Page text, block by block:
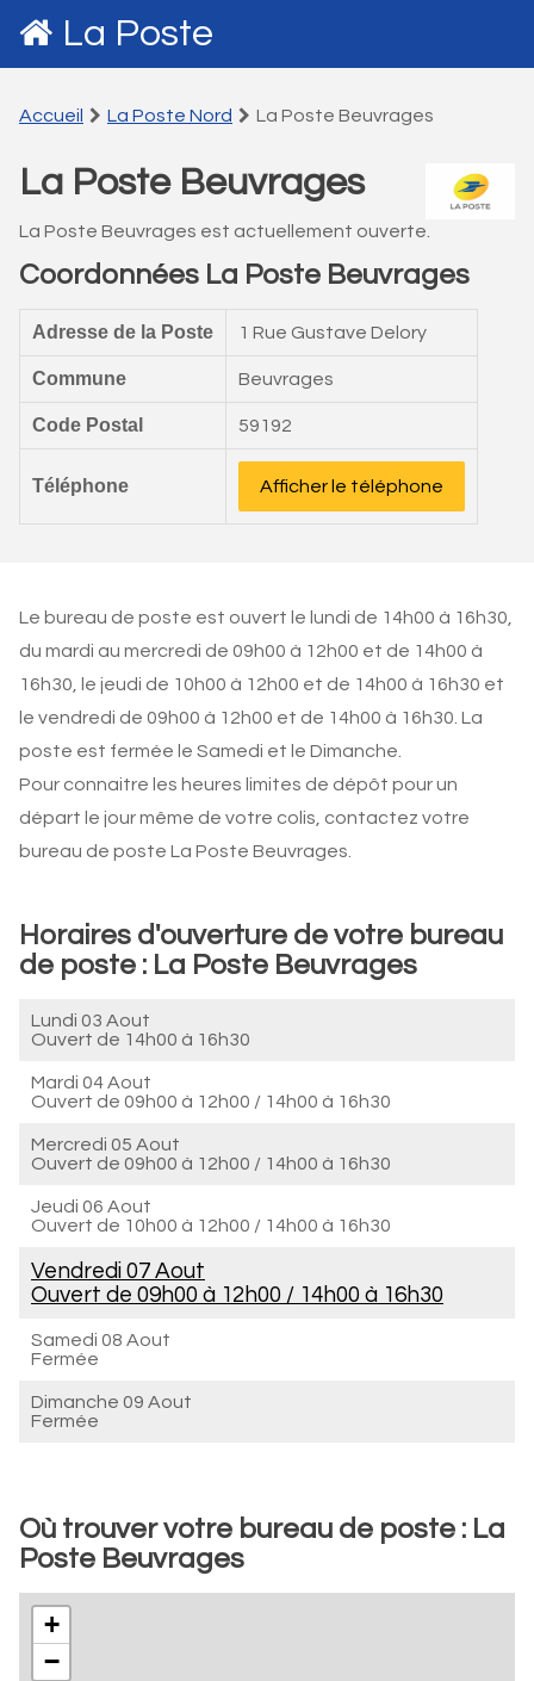
La Poste
Accueil La Poste Nord La Poste Beuvrages
La Poste Beuvrages
La Poste Beuvrages est actuellement ouverte.
Coordonnées La Poste Beuvrages
Adresse de la Poste 1 Rue Gustave Delory
Commune Beuvrages
Code Postal 59192
Téléphone Afficher le téléphone
Le bureau de poste est ouvert le lundi de 14h00 à 16h30,
du mardi au mercredi de 09h00 à 12h00 et de 14h00 à
16h30, le jeudi de 10h00 à 12h00 et de 14h00 à 16h30 et
le vendredi de 09h00 à 12h00 et de 14h00 à 16h30. La
poste est fermée le Samedi et le Dimanche.
Pour connaitre les heures limites de dépôt pour un
départ le jour même de votre colis, contactez votre
bureau de poste La Poste Beuvrages.
Horaires d'ouverture de votre bureau
de poste : La Poste Beuvrages
Lundi 03 Aout
Ouvert de 14h00 à 16h30
Mardi 04 Aout
Ouvert de 09h00 à 12h00 / 14h00 à 16h30
Mercredi 05 Aout
Ouvert de 09h00 à 12h00 / 14h00 à 16h30
Jeudi 06 Aout
Ouvert de 10h00 à 12h00 / 14h00 à 16h30
Vendredi 07 Aout
Ouvert de 09h00 à 12h00 / 14h00 à 16h30
Samedi 08 Aout
Fermée
Dimanche 09 Aout
Fermée
Où trouver votre bureau de poste : La
Poste Beuvrages
+
−